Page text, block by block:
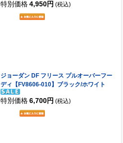
特別価格 4,950円 (税込)
ジョーダン DF フリース プルオーバーフー
ディ【FV8606-010】ブラック/ホワイト
特別価格 6,700円 (税込)